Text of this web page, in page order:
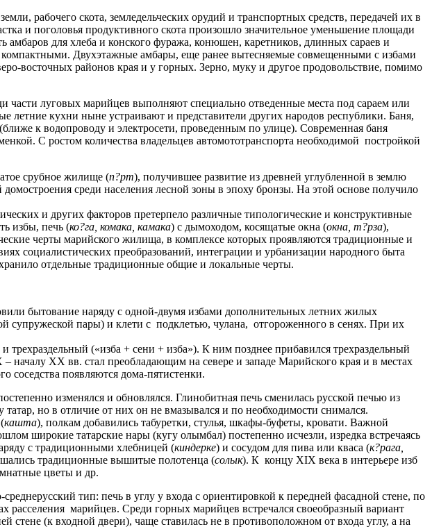
рабочего скота, земледельческих орудий и транспортных средств, передачей их в
и поголовья продуктивного скота произошло значительное уменьшение площади
амбаров для хлеба и конского фуража, конюшен, каретников, длинных сараев и
компактными. Двухэтажные амбары, еще ранее вытесняемые совмещенными с избами
восточных районов края и у горных. Зерно, муку и другое продовольствие, помимо
луговых марийцев выполняют специально отведенные места под сараем или
летние кухни ныне устраивают и представители других народов республики. Баня,
к водопроводу и электросети, проведенным по улице). Современная баня
С ростом количества владельцев автомототранспорта необходимой постройкой
срубное жилище (п?рт), получившее развитие из древней углубленной в землю
среди населения лесной зоны в эпоху бронзы. На этой основе получило
и других факторов претерпело различные типологические и конструктивные
избы, печь (ко?га, комака, камака) с дымоходом, косящатые окна (окна, т?рза),
черты марийского жилища, в комплексе которых проявляются традиционные и
социалистических преобразований, интеграции и урбанизации народного быта
отдельные традиционные общие и локальные черты.
бытование наряду с одной-двумя избами дополнительных летних жилых
супружеской пары) и клети с подклетью, чулана, отгороженного в сенях. При их
(«изба + сени + изба»). К ним позднее прибавился трехраздельный
XX вв. стал преобладающим на севере и западе Марийского края и в местах
соседства появляются дома-пятистенки.
изменялся и обновлялся. Глинобитная печь сменилась русской печью из
татар, но в отличие от них он не вмазывался и по необходимости снимался.
кашта), полкам добавились табуретки, стулья, шкафы-буфеты, кровати. Важной
широкие татарские нары (кугу олымбал) постепенно исчезли, изредка встречаясь
с традиционными хлебницей (киндерке) и сосудом для пива или кваса (к?рага,
традиционные вышитые полотенца (солык). К концу XIX века в интерьере изб
цветы и др.
тип: печь в углу у входа с ориентировкой к передней фасадной стене, по
расселения марийцев. Среди горных марийцев встречался своеобразный вариант
(к входной двери), чаще ставилась не в противоположном от входа углу, а на